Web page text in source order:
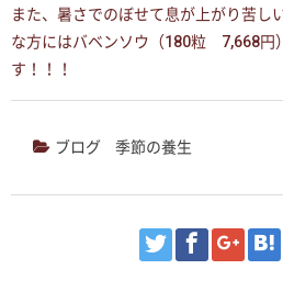
また、暑さでのぼせて息が上がり苦し
な方にはバベンソウ（180粒 7,668円
す！！！
ブログ 季節の養生